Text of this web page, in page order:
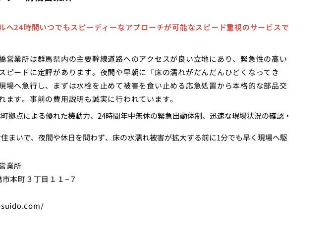
へ24時間いつでもスピーディーなアプローチが可能なスピード重視のサービスで
営業所は群馬県内の主要幹線道路へのアクセスが良い立地にあり、緊急性の高い
ピードに定評があります。夜間や早朝に「床の濡れがだんだんひどくなってき
場へ急行し、まずは水栓を止めて被害を食い止める応急処置から本格的な部品交
す。事前の費用説明も誠実に行われています。
拠点による優れた機動力、24時間年中無休の緊急出動体制、迅速な現場状況の確認・
まいで、夜間や休日を問わず、床の水濡れ被害が拡大する前に1分でも早く現場へ駆
業所
本町３丁目１１−７